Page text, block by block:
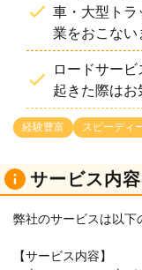
車・大型ト
業をおこない
ロードサー
起きた際は
経験豊富 スピーディ
サービス内
弊社のサービスは以下
【サービス内容】